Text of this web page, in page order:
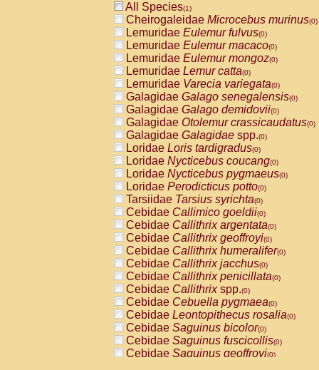
All Species(1)
Cheirogaleidae Microcebus murinus(0)
Lemuridae Eulemur fulvus(0)
Lemuridae Eulemur macaco(0)
Lemuridae Eulemur mongoz(0)
Lemuridae Lemur catta(0)
Lemuridae Varecia variegata(0)
Galagidae Galago senegalensis(0)
Galagidae Galago demidovii(0)
Galagidae Otolemur crassicaudatus(0)
Galagidae Galagidae spp.(0)
Loridae Loris tardigradus(0)
Loridae Nycticebus coucang(0)
Loridae Nycticebus pygmaeus(0)
Loridae Perodicticus potto(0)
Tarsiidae Tarsius syrichta(0)
Cebidae Callimico goeldii(0)
Cebidae Callithrix argentata(0)
Cebidae Callithrix geoffroyi(0)
Cebidae Callithrix humeralifer(0)
Cebidae Callithrix jacchus(0)
Cebidae Callithrix penicillata(0)
Cebidae Callithrixspp.(0)
Cebidae Cebuella pygmaea(0)
Cebidae Leontopithecus rosalia(0)
Cebidae Saguinus bicolor(0)
Cebidae Saguinus fuscicollis(0)
Cebidae Saguinus geoffroyi(0)